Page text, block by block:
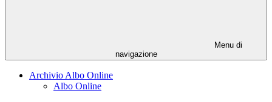
Menu di
navigazione
Archivio Albo Online
Albo Online